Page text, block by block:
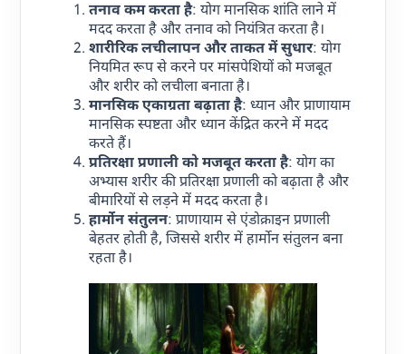
तनाव कम करता है: योग मानसिक शांति लाने में
मदद करता है और तनाव को नियंत्रित करता है।
शारीरिक लचीलापन और ताकत में सुधार: योग
नियमित रूप से करने पर मांसपेशियों को मजबूत
और शरीर को लचीला बनाता है।
मानसिक एकाग्रता बढ़ाता है: ध्यान और प्राणायाम
मानसिक स्पष्टता और ध्यान केंद्रित करने में मदद
करते हैं।
प्रतिरक्षा प्रणाली को मजबूत करता है: योग का
अभ्यास शरीर की प्रतिरक्षा प्रणाली को बढ़ाता है और
बीमारियों से लड़ने में मदद करता है।
हार्मोन संतुलन: प्राणायाम से एंडोक्राइन प्रणाली
बेहतर होती है, जिससे शरीर में हार्मोन संतुलन बना
रहता है।